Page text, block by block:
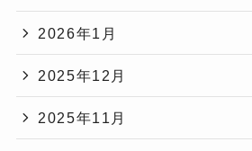
2026年1月
2025年12月
2025年11月